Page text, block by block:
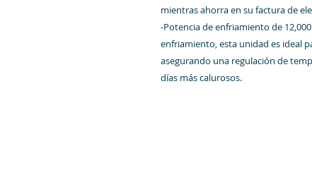
mientras ahorra en su factura de
-Potencia de enfriamiento de
enfriamiento, esta unidad es ideal
asegurando una regulación de
días más calurosos.